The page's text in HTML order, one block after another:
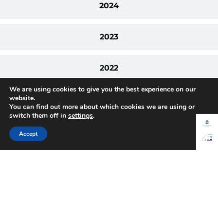
2024
2023
2022
We are using cookies to give you the best experience on our
website.
You can find out more about which cookies we are using or
switch them off in settings.
Accept